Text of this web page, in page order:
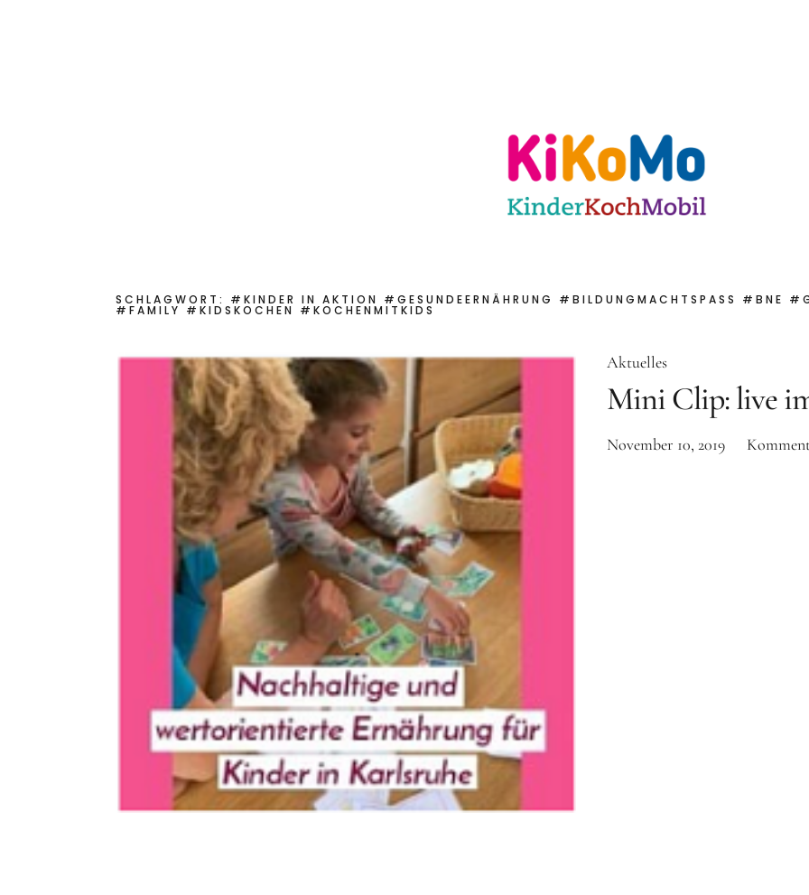
Kinderkochmobil KiKoMo Karlsruhe
SCHLAGWORT: #KINDER IN AKTION #GESUNDEERNÄHRUNG #BILDUNGMACHTSPASS #BNE
FAMILY #KIDSKOCHEN #KOCHENMITKIDS
Aktuelles
Mini Clip: live
November 10, 2019